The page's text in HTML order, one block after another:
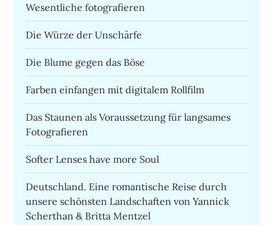
Wesentliche fotografieren
Die Würze der Unschärfe
Die Blume gegen das Böse
Farben einfangen mit digitalem Rollfilm
Das Staunen als Voraussetzung für langsames
Fotografieren
Softer Lenses have more Soul
Deutschland. Eine romantische Reise durch
unsere schönsten Landschaften von Yannick
Scherthan & Britta Mentzel